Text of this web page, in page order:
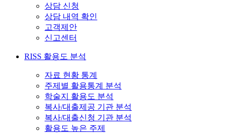
상담 신청
상담 내역 확인
고객제안
신고센터
RISS 활용도 분석
자료 현황 통계
주제별 활용통계 분석
학술지 활용도 분석
복사/대출제공 기관 분석
복사/대출신청 기관 분석
활용도 높은 주제